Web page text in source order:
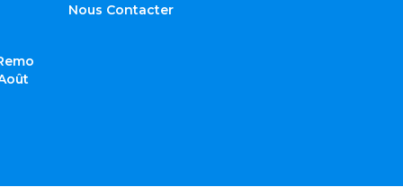
Nous Contacter